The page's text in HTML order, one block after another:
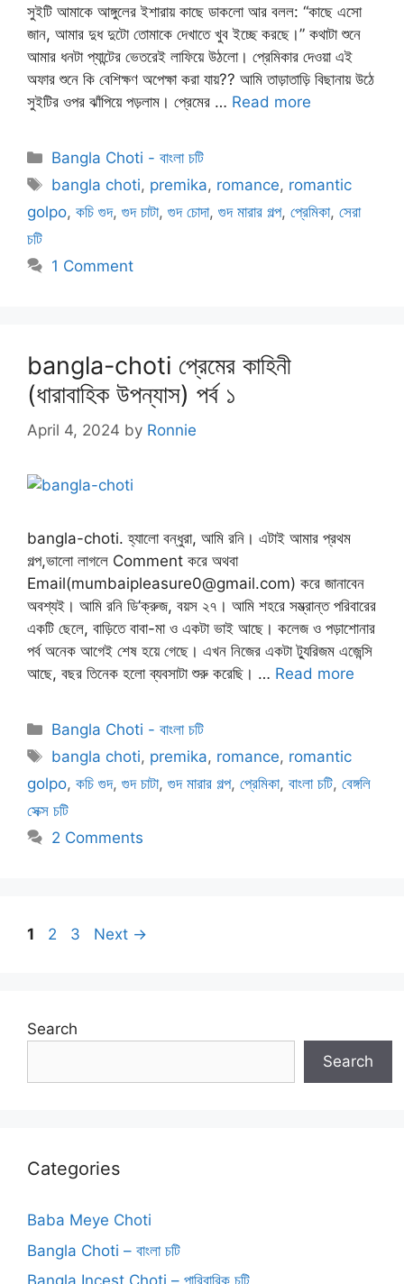
সুইটি আমাকে আঙ্গুলের ইশারায় কাছে ডাকলো আর বলল: “কাছে এসো
জান, আমার দুধ দুটো তোমাকে দেখাতে খুব ইচ্ছে করছে।” কথাটা শুনে
আমার ধনটা প্যান্টের ভেতরেই লাফিয়ে উঠলো। প্রেমিকার দেওয়া এই
অফার শুনে কি বেশিক্ষণ অপেক্ষা করা যায়?? আমি তাড়াতাড়ি বিছানায় উঠে
সুইটির ওপর ঝাঁপিয়ে পড়লাম। প্রেমের … Read more
Categories
Bangla Choti - বাংলা চটি
Tags
bangla choti, premika, romance, romantic
golpo, কচি গুদ, গুদ চাটা, গুদ চোদা, গুদ মারার গল্প, প্রেমিকা, সেরা
চটি
1 Comment
bangla-choti প্রেমের কাহিনী
(ধারাবাহিক উপন্যাস) পর্ব ১
April 4, 2024 by Ronnie
bangla-choti. হ্যালো বন্ধুরা, আমি রনি। এটাই আমার প্রথম
গল্প,ভালো লাগলে Comment করে অথবা
Email(mumbaipleasure0@gmail.com) করে জানাবেন
অবশ্যই। আমি রনি ডি’ক্রুজ, বয়স ২৭। আমি শহরে সম্ভ্রান্ত পরিবারের
একটি ছেলে, বাড়িতে বাবা-মা ও একটা ভাই আছে। কলেজ ও পড়াশোনার
পর্ব অনেক আগেই শেষ হয়ে গেছে। এখন নিজের একটা ট্যুরিজম এজেন্সি
আছে, বছর তিনেক হলো ব্যবসাটা শুরু করেছি। … Read more
Categories
Bangla Choti - বাংলা চটি
Tags
bangla choti, premika, romance, romantic
golpo, কচি গুদ, গুদ চাটা, গুদ মারার গল্প, প্রেমিকা, বাংলা চটি, বেঙ্গলি
সেক্স চটি
2 Comments
Page
1 Page
2 Page
3 Next →
Search
Search
Categories
Baba Meye Choti
Bangla Choti – বাংলা চটি
Bangla Incest Choti – পারিবারিক চটি